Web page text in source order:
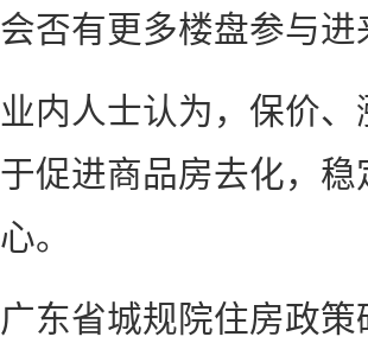
会否有更多楼盘参与进
业内人士认为，保价
于促进商品房去化，
心。
广东省城规院住房政